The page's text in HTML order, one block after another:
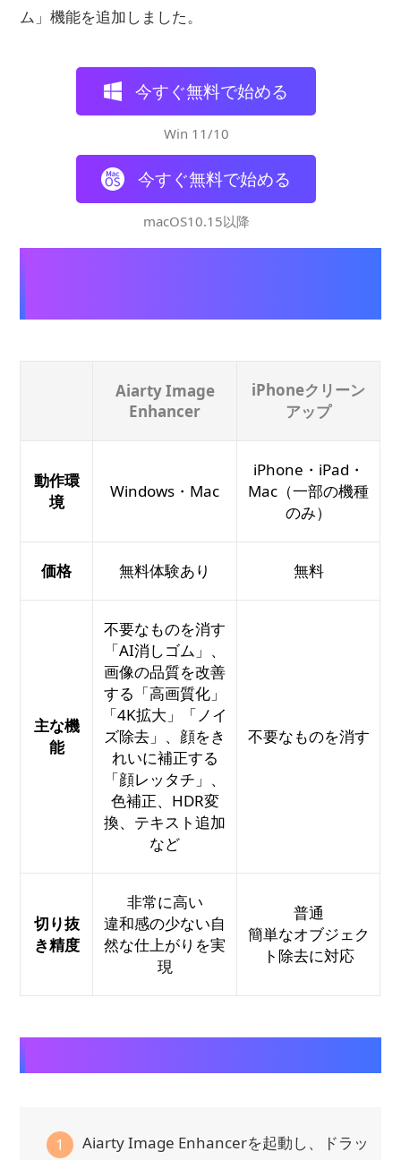
ム」機能を追加しました。
今すぐ無料で始める
Win 11/10
今すぐ無料で始める
macOS10.15以降
Aiarty Image
Enhancer
iPhoneクリーン
アップ
動作環
境
Windows・Mac
iPhone・iPad・
Mac（一部の機種
のみ）
価格 無料体験あり 無料
主な機
能
不要なものを消す
「AI消しゴム」、
画像の品質を改善
する「高画質化」
「4K拡大」「ノイ
ズ除去」、顔をき
れいに補正する
「顔レッタチ」、
色補正、HDR変
換、テキスト追加
など
不要なものを消す
切り抜
き精度
非常に高い
違和感の少ない自
然な仕上がりを実
現
普通
簡単なオブジェク
ト除去に対応
1
Aiarty Image Enhancerを起動し、ドラッ